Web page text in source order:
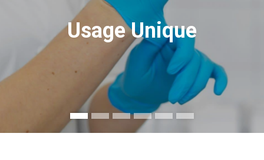
Usage Unique